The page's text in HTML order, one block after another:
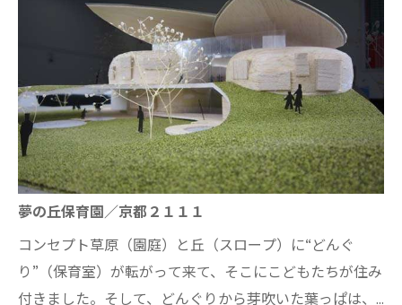
夢の丘保育園／京都２１１１
コンセプト草原（園庭）と丘（スロープ）に“どんぐ
り”（保育室）が転がって来て、そこにこどもたちが住み
付きました。そして、どんぐりから芽吹いた葉っぱは、